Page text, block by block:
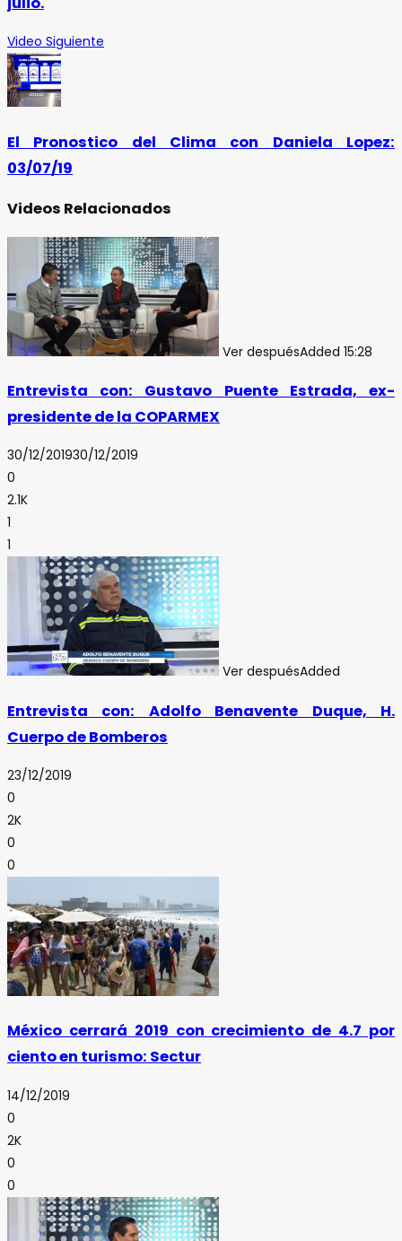
Video Siguiente
El Pronostico del Clima con Daniela Lopez:
03/07/19
Videos Relacionados
Ver despuésAdded 15:28
Entrevista con: Gustavo Puente Estrada, ex-
presidente de la COPARMEX
30/12/201930/12/2019
0
2.1K
1
1
Ver despuésAdded
Entrevista con: Adolfo Benavente Duque, H.
Cuerpo de Bomberos
23/12/2019
0
2K
0
0
México cerrará 2019 con crecimiento de 4.7 por
ciento en turismo: Sectur
14/12/2019
0
2K
0
0